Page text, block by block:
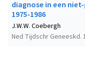
diagnose in een
1975-1986
Ned Tijdschr Geneeskd.
J.W.W. Coebergh